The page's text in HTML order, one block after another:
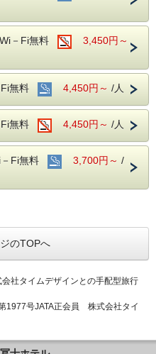
300タイトル！
個人のアカウントが必要です。
スト機能搭載！
テルの魅力◇◇
3分の好立地！
さん！
用意
長期滞在にもお薦め
はじめ、みそ汁や日替わり1品等ご用
－Fi無料
3,450円～
Fi無料 4,450円～ /人
Fi無料 4,450円～ /人
－Fi無料 3,700円～ /
のTOPへ
社タイムデザインとの手配型旅行
1977号JATA正会員 株式会社タイ